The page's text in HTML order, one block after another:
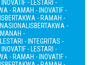
- LESTARI -
- RAMAH - INOVATIF -
BERTAKWA - RAMAH -
BERTAKWA -
-
- INTEGRITAS -
- LESTARI -
- RAMAH - INOVATIF -